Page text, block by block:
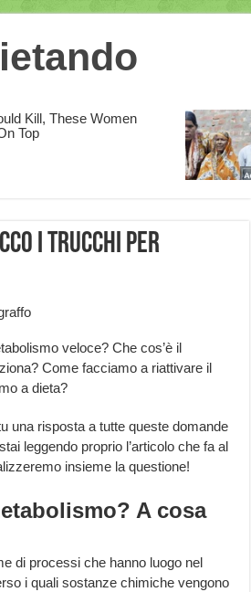
i trucchi per
veloce? Che cos’è il
Come facciamo a riattivare il
a dieta?
una risposta a tutte queste domande
leggendo proprio l’articolo che fa al
insieme la questione!
A cosa
di processi che hanno luogo nel
i quali sostanze chimiche vengono